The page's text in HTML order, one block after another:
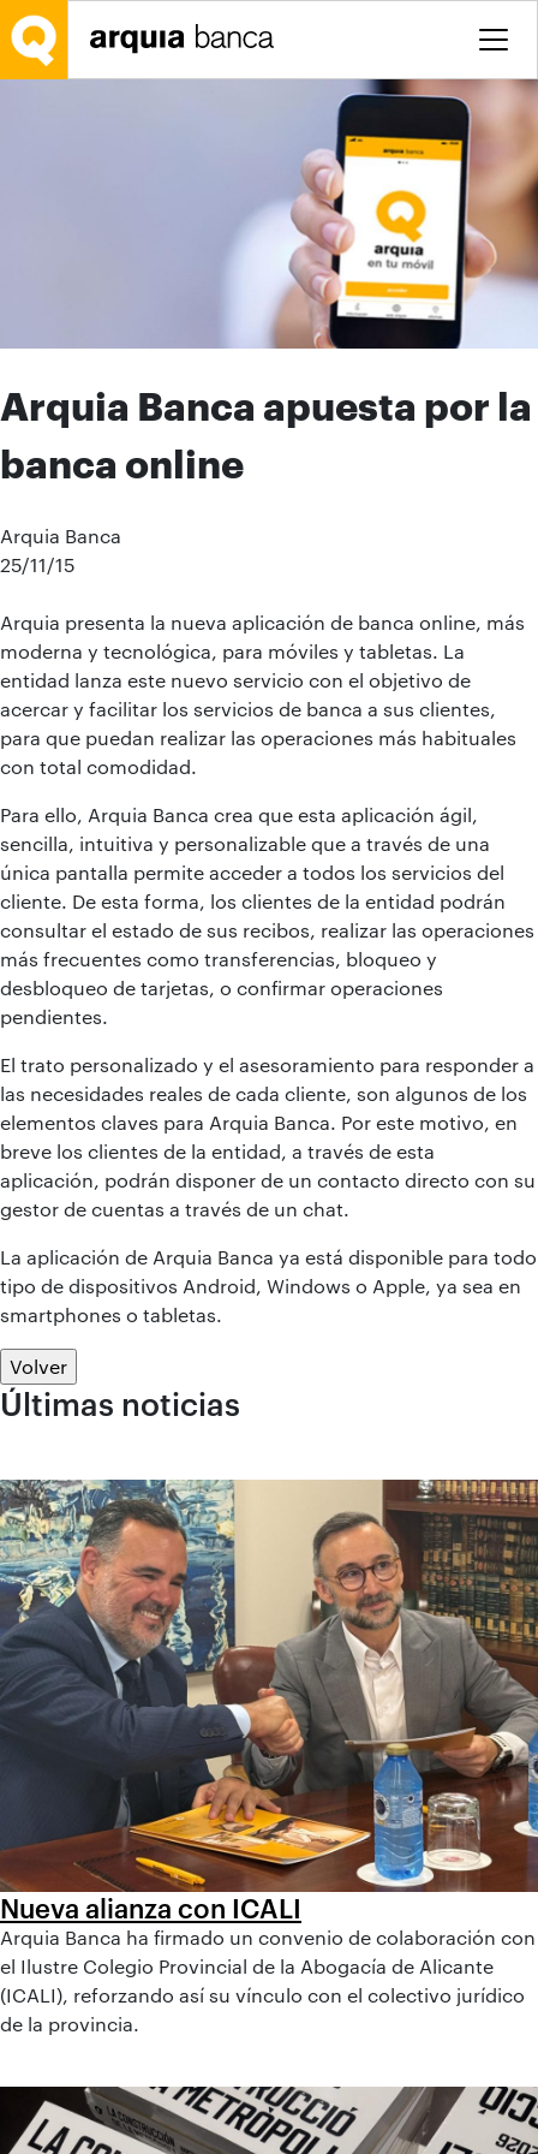
Saltar al contenido principal
Arquia Banca apuesta por la
banca online
Arquia Banca
25/11/15
Arquia presenta la nueva aplicación de banca online, más
moderna y tecnológica, para móviles y tabletas. La
entidad lanza este nuevo servicio con el objetivo de
acercar y facilitar los servicios de banca a sus clientes,
para que puedan realizar las operaciones más habituales
con total comodidad.
Para ello, Arquia Banca crea que esta aplicación ágil,
sencilla, intuitiva y personalizable que a través de una
única pantalla permite acceder a todos los servicios del
cliente. De esta forma, los clientes de la entidad podrán
consultar el estado de sus recibos, realizar las operaciones
más frecuentes como transferencias, bloqueo y
desbloqueo de tarjetas, o confirmar operaciones
pendientes.
El trato personalizado y el asesoramiento para responder a
las necesidades reales de cada cliente, son algunos de los
elementos claves para Arquia Banca. Por este motivo, en
breve los clientes de la entidad, a través de esta
aplicación, podrán disponer de un contacto directo con su
gestor de cuentas a través de un chat.
La aplicación de Arquia Banca ya está disponible para todo
tipo de dispositivos Android, Windows o Apple, ya sea en
smartphones o tabletas.
Volver
Últimas noticias
Nueva alianza con ICALI
Arquia Banca ha firmado un convenio de colaboración con
el Ilustre Colegio Provincial de la Abogacía de Alicante
(ICALI), reforzando así su vínculo con el colectivo jurídico
de la provincia.